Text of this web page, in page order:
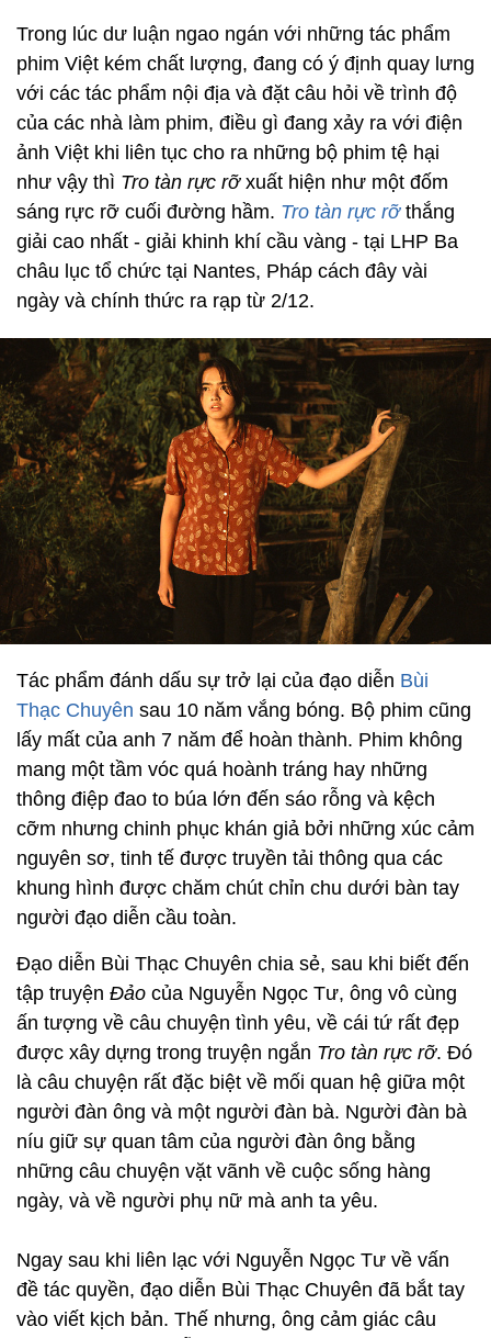
Trong lúc dư luận ngao ngán với những tác phẩm
phim Việt kém chất lượng, đang có ý định quay lưng
với các tác phẩm nội địa và đặt câu hỏi về trình độ
của các nhà làm phim, điều gì đang xảy ra với điện
ảnh Việt khi liên tục cho ra những bộ phim tệ hại
như vậy thì Tro tàn rực rỡxuất hiện như một đốm
sáng rực rỡ cuối đường hầm. Tro tàn rực rỡ thắng
giải cao nhất - giải khinh khí cầu vàng - tại LHP Ba
châu lục tổ chức tại Nantes, Pháp cách đây vài
ngày và chính thức ra rạp từ 2/12.
Tác phẩm đánh dấu sự trở lại của đạo diễn Bùi
Thạc Chuyên sau 10 năm vắng bóng. Bộ phim cũng
lấy mất của anh 7 năm để hoàn thành. Phim không
mang một tầm vóc quá hoành tráng hay những
thông điệp đao to búa lớn đến sáo rỗng và kệch
cỡm nhưng chinh phục khán giả bởi những xúc cảm
nguyên sơ, tinh tế được truyền tải thông qua các
khung hình được chăm chút chỉn chu dưới bàn tay
người đạo diễn cầu toàn.
Đạo diễn Bùi Thạc Chuyên chia sẻ, sau khi biết đến
tập truyện Đảo của Nguyễn Ngọc Tư, ông vô cùng
ấn tượng về câu chuyện tình yêu, về cái tứ rất đẹp
được xây dựng trong truyện ngắn Tro tàn rực rỡ. Đó
là câu chuyện rất đặc biệt về mối quan hệ giữa một
người đàn ông và một người đàn bà. Người đàn bà
níu giữ sự quan tâm của người đàn ông bằng
những câu chuyện vặt vãnh về cuộc sống hàng
ngày, và về người phụ nữ mà anh ta yêu.
Ngay sau khi liên lạc với Nguyễn Ngọc Tư về vấn
đề tác quyền, đạo diễn Bùi Thạc Chuyên đã bắt tay
vào viết kịch bản. Thế nhưng, ông cảm giác câu